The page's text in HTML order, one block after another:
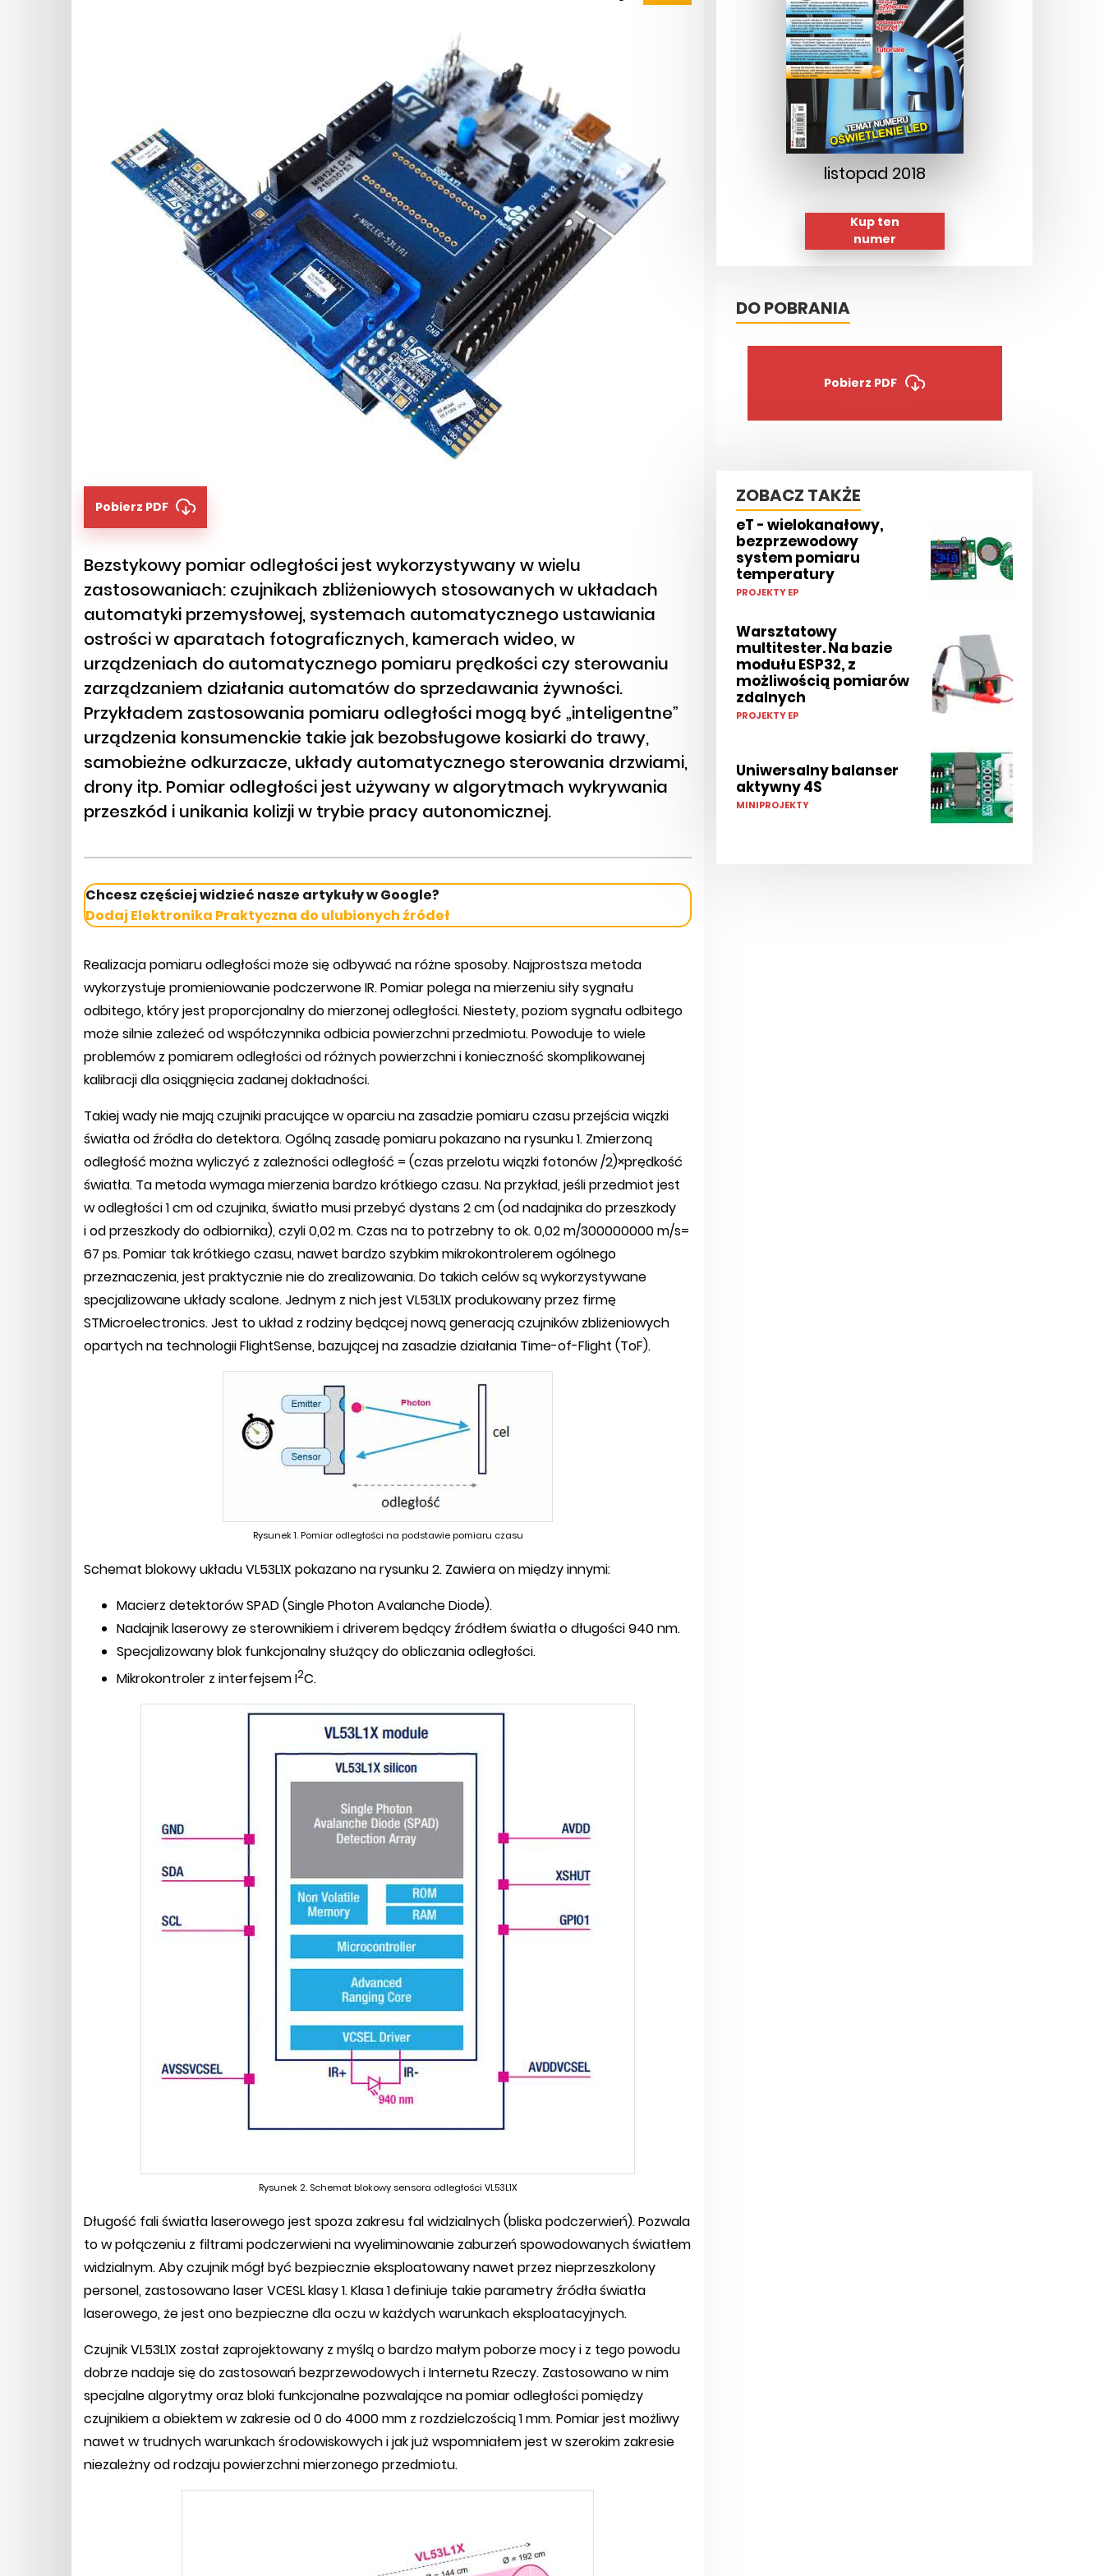
Pobierz PDF
Bezstykowy pomiar odległości jest wykorzystywany w wielu
zastosowaniach: czujnikach zbliżeniowych stosowanych w układach
automatyki przemysłowej, systemach automatycznego ustawiania
ostrości w aparatach fotograficznych, kamerach wideo, w
urządzeniach do automatycznego pomiaru prędkości czy sterowaniu
zarządzaniem działania automatów do sprzedawania żywności.
Przykładem zastosowania pomiaru odległości mogą być „inteligentne”
urządzenia konsumenckie takie jak bezobsługowe kosiarki do trawy,
samobieżne odkurzacze, układy automatycznego sterowania drzwiami,
drony itp. Pomiar odległości jest używany w algorytmach wykrywania
przeszkód i unikania kolizji w trybie pracy autonomicznej.
Chcesz częściej widzieć nasze artykuły w Google?
Dodaj Elektronika Praktyczna do ulubionych źródeł
Realizacja pomiaru odległości może się odbywać na różne sposoby. Najprostsza metoda
wykorzystuje promieniowanie podczerwone IR. Pomiar polega na mierzeniu siły sygnału
odbitego, który jest proporcjonalny do mierzonej odległości. Niestety, poziom sygnału odbitego
może silnie zależeć od współczynnika odbicia powierzchni przedmiotu. Powoduje to wiele
problemów z pomiarem odległości od różnych powierzchni i konieczność skomplikowanej
kalibracji dla osiągnięcia zadanej dokładności.
Takiej wady nie mają czujniki pracujące w oparciu na zasadzie pomiaru czasu przejścia wiązki
światła od źródła do detektora. Ogólną zasadę pomiaru pokazano na rysunku 1. Zmierzoną
odległość można wyliczyć z zależności odległość = (czas przelotu wiązki fotonów /2)×prędkość
światła. Ta metoda wymaga mierzenia bardzo krótkiego czasu. Na przykład, jeśli przedmiot jest
w odległości 1 cm od czujnika, światło musi przebyć dystans 2 cm (od nadajnika do przeszkody
i od przeszkody do odbiornika), czyli 0,02 m. Czas na to potrzebny to ok. 0,02 m/300000000 m/s=
67 ps. Pomiar tak krótkiego czasu, nawet bardzo szybkim mikrokontrolerem ogólnego
przeznaczenia, jest praktycznie nie do zrealizowania. Do takich celów są wykorzystywane
specjalizowane układy scalone. Jednym z nich jest VL53L1X produkowany przez firmę
STMicroelectronics. Jest to układ z rodziny będącej nową generacją czujników zbliżeniowych
opartych na technologii FlightSense, bazującej na zasadzie działania Time-of-Flight (ToF).
Rysunek 1. Pomiar odległości na podstawie pomiaru czasu
Schemat blokowy układu VL53L1X pokazano na rysunku 2. Zawiera on między innymi:
Macierz detektorów SPAD (Single Photon Avalanche Diode).
Nadajnik laserowy ze sterownikiem i driverem będący źródłem światła o długości 940 nm.
Specjalizowany blok funkcjonalny służący do obliczania odległości.
Mikrokontroler z interfejsem I2C.
Rysunek 2. Schemat blokowy sensora odległości VL53L1X
Długość fali światła laserowego jest spoza zakresu fal widzialnych (bliska podczerwień). Pozwala
to w połączeniu z filtrami podczerwieni na wyeliminowanie zaburzeń spowodowanych światłem
widzialnym. Aby czujnik mógł być bezpiecznie eksploatowany nawet przez nieprzeszkolony
personel, zastosowano laser VCESL klasy 1. Klasa 1 definiuje takie parametry źródła światła
laserowego, że jest ono bezpieczne dla oczu w każdych warunkach eksploatacyjnych.
Czujnik VL53L1X został zaprojektowany z myślą o bardzo małym poborze mocy i z tego powodu
dobrze nadaje się do zastosowań bezprzewodowych i Internetu Rzeczy. Zastosowano w nim
specjalne algorytmy oraz bloki funkcjonalne pozwalające na pomiar odległości pomiędzy
czujnikiem a obiektem w zakresie od 0 do 4000 mm z rozdzielczością 1 mm. Pomiar jest możliwy
nawet w trudnych warunkach środowiskowych i jak już wspomniałem jest w szerokim zakresie
niezależny od rodzaju powierzchni mierzonego przedmiotu.
listopad 2018
Kup ten
numer
DO POBRANIA
Pobierz PDF
ZOBACZ TAKŻE
eT - wielokanałowy,
bezprzewodowy
system pomiaru
temperatury
PROJEKTY EP
Warsztatowy
multitester. Na bazie
modułu ESP32, z
możliwością pomiarów
zdalnych
PROJEKTY EP
Uniwersalny balanser
aktywny 4S
MINIPROJEKTY